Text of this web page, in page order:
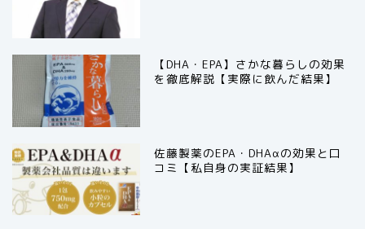
【DHA・EPA】さかな暮らしの効果
を徹底解説【実際に飲んだ結果】
佐藤製薬のEPA・DHAαの効果と口
コミ【私自身の実証結果】